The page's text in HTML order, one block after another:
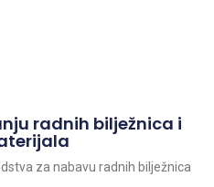
radnih bilježnica i
za nabavu radnih bilježnica